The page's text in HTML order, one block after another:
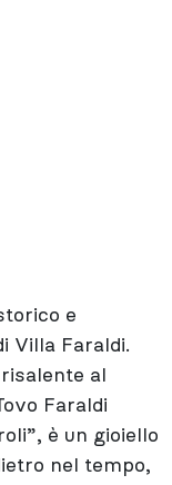
e
Villa Faraldi.
al
Faraldi
è un gioiello
nel tempo,